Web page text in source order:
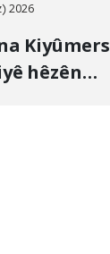
2026
Kiyûmers
hêzên